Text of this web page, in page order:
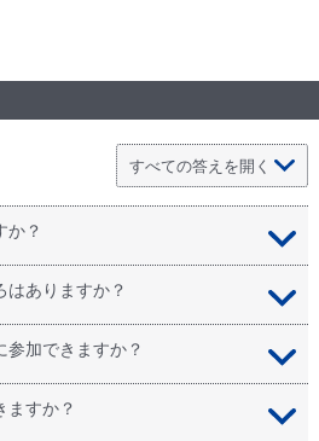
か？
は、撮影機器を含む手荷物の持ち込み
おりますので撮影はできません。隣接
してください！ また、ビジターセン
、写真を撮って合成し、Eメール宛に
写真撮影サービスがございます
はありますか？
・ショップに隣接されているカフェテ
博物館内のカフェテリアをご利用いた
参加できますか？
行人数は２名様以上ですが、２名様分
頂くことでお１人様のご参加も可能で
ますか？